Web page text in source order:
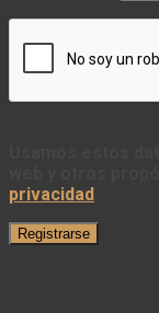
privacidad
Registrarse